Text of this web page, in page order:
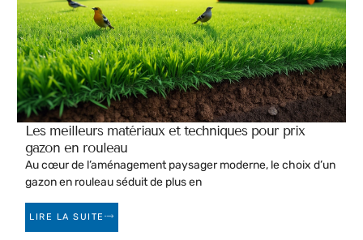
Les meilleurs matériaux et techniques pour prix
gazon en rouleau
Au cœur de l’aménagement paysager moderne, le choix d’un
gazon en rouleau séduit de plus en
LIRE LA SUITE